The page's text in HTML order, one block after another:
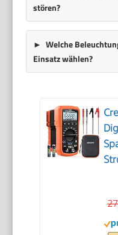
stören?
Welche
Einsatz wählen?